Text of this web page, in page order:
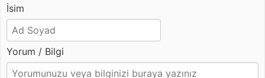
İsim
Yorum / Bilgi